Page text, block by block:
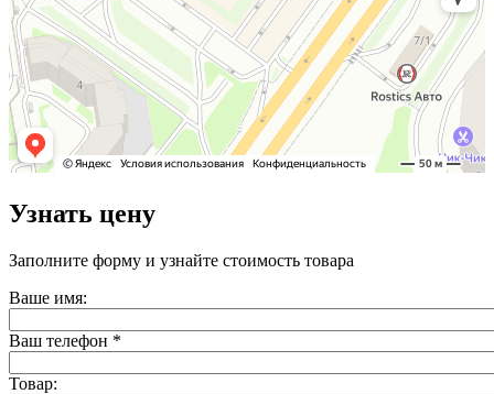
Узнать цену
Заполните форму и узнайте стоимость товара
Ваше имя:
Ваш телефон *
Товар: